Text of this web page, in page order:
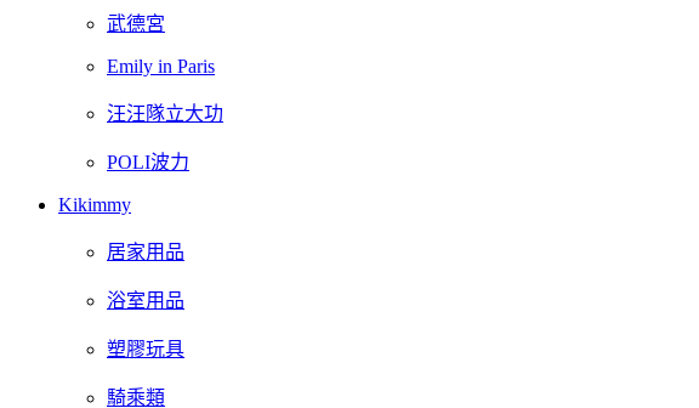
武德宮
Emily in Paris
汪汪隊立大功
POLI波力
Kikimmy
居家用品
浴室用品
塑膠玩具
騎乘類